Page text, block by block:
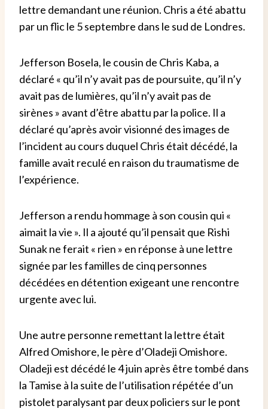
lettre demandant une réunion. Chris a été abattu
par un flic le 5 septembre dans le sud de Londres.
Jefferson Bosela, le cousin de Chris Kaba, a
déclaré « qu’il n’y avait pas de poursuite, qu’il n’y
avait pas de lumières, qu’il n’y avait pas de
sirènes » avant d’être abattu par la police. Il a
déclaré qu’après avoir visionné des images de
l’incident au cours duquel Chris était décédé, la
famille avait reculé en raison du traumatisme de
l’expérience.
Jefferson a rendu hommage à son cousin qui «
aimait la vie ». Il a ajouté qu’il pensait que Rishi
Sunak ne ferait « rien » en réponse à une lettre
signée par les familles de cinq personnes
décédées en détention exigeant une rencontre
urgente avec lui.
Une autre personne remettant la lettre était
Alfred Omishore, le père d’Oladeji Omishore.
Oladeji est décédé le 4 juin après être tombé dans
la Tamise à la suite de l’utilisation répétée d’un
pistolet paralysant par deux policiers sur le pont